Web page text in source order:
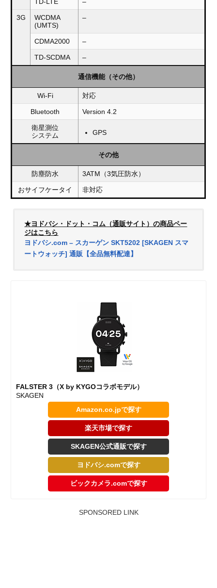
TD-LTE –
3G
WCDMA
(UMTS)
–
CDMA2000 –
TD-SCDMA –
通信機能（その他）
Wi-Fi 対応
Bluetooth Version 4.2
衛星測位
システム
GPS
その他
防塵防水 3ATM（3気圧防水）
おサイフケータイ 非対応
★ヨドバシ・ドット・コム（通販サイト）の商品ペー
ジはこちら
ヨドバシ.com – スカーゲン SKT5202 [SKAGEN スマ
ートウォッチ] 通販【全品無料配達】
FALSTER 3（X by KYGOコラボモデル）
SKAGEN
Amazon.co.jpで探す
楽天市場で探す
SKAGEN公式通販で探す
ヨドバシ.comで探す
ビックカメラ.comで探す
SPONSORED LINK